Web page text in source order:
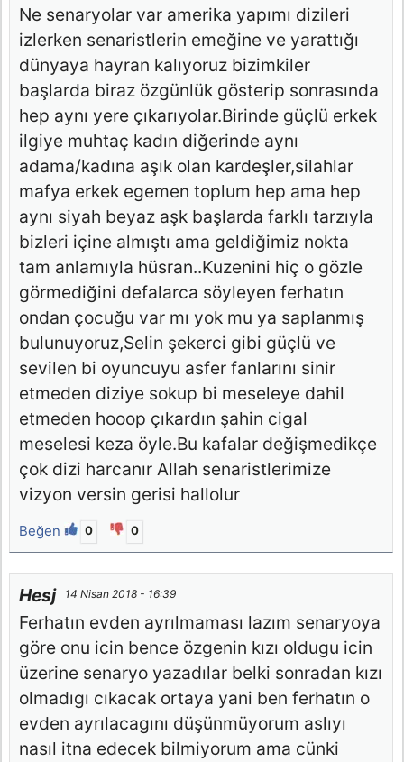
Ne senaryolar var amerika yapımı dizileri
izlerken senaristlerin emeğine ve yarattığı
dünyaya hayran kalıyoruz bizimkiler
başlarda biraz özgünlük gösterip sonrasında
hep aynı yere çıkarıyolar.Birinde güçlü erkek
ilgiye muhtaç kadın diğerinde aynı
adama/kadına aşık olan kardeşler,silahlar
mafya erkek egemen toplum hep ama hep
aynı siyah beyaz aşk başlarda farklı tarzıyla
bizleri içine almıştı ama geldiğimiz nokta
tam anlamıyla hüsran..Kuzenini hiç o gözle
görmediğini defalarca söyleyen ferhatın
ondan çocuğu var mı yok mu ya saplanmış
bulunuyoruz,Selin şekerci gibi güçlü ve
sevilen bi oyuncuyu asfer fanlarını sinir
etmeden diziye sokup bi meseleye dahil
etmeden hooop çıkardın şahin cigal
meselesi keza öyle.Bu kafalar değişmedikçe
çok dizi harcanır Allah senaristlerimize
vizyon versin gerisi hallolur
Beğen 0 0
Hesj 14 Nisan 2018 - 16:39
Ferhatın evden ayrılmaması lazım senaryoya
göre onu icin bence özgenin kızı oldugu icin
üzerine senaryo yazadılar belki sonradan kızı
olmadıgı cıkacak ortaya yani ben ferhatın o
evden ayrılacagını düşünmüyorum aslıyı
nasıl itna edecek bilmiyorum ama cünki